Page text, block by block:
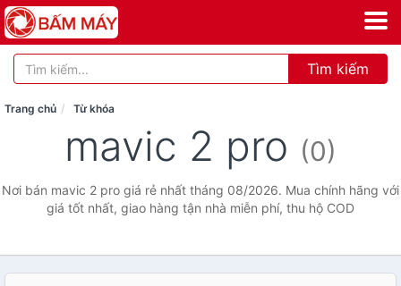
Tìm kiếm
Trang chủ Từ khóa
mavic 2 pro (0)
Nơi bán mavic 2 pro giá rẻ nhất tháng 08/2026. Mua chính hãng với
giá tốt nhất, giao hàng tận nhà miễn phí, thu hộ COD